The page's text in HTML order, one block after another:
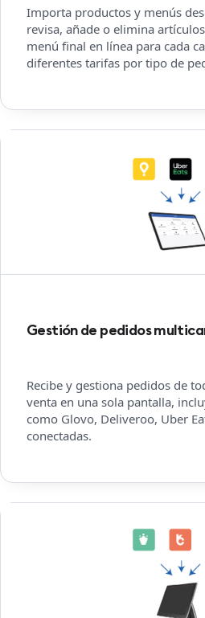
Importa productos y menús
revisa, añade o elimina
menú final en línea para cada
diferentes tarifas por tipo de
Gestión de pedidos
Recibe y gestiona pedidos de
venta en una sola pantalla,
como Glovo, Deliveroo, Uber
conectadas.